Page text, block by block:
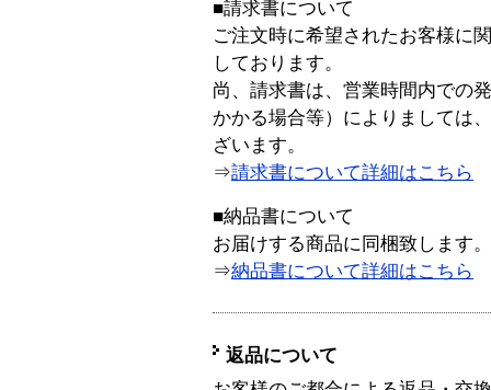
■請求書について
ご注文時に希望されたお客様に
しております。
尚、請求書は、営業時間内での
かかる場合等）によりましては
ざいます。
⇒請求書について詳細はこちら
■納品書について
お届けする商品に同梱致します。
⇒納品書について詳細はこちら
返品について